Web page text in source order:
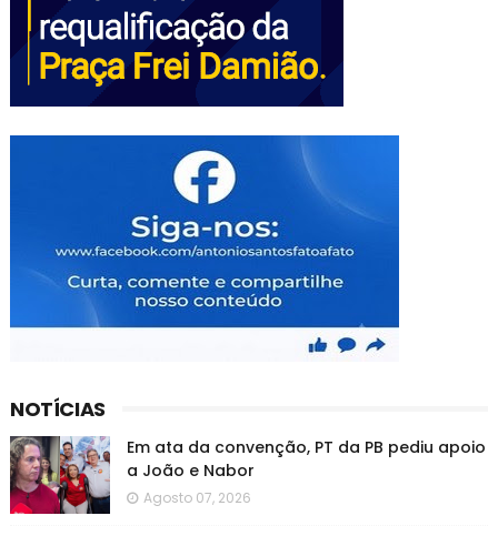
NOTÍCIAS
Em ata da convenção, PT da PB pediu apoio
a João e Nabor
Agosto 07, 2026